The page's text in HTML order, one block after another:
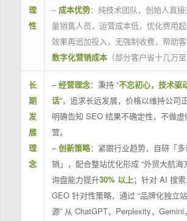
理
性
– 成本优势：纯技术团队，创始人直
量销售人员，运营成本低，优化费用
效果再追加投入，无强制收费，帮助
数字化营销成本（部分客户省十几万至
长
期
发
展
理
念
–经营理念：秉持 “不忘初心，技术驱
话”，追求长远发展，价格以维持公司
明确告知 SEO 结果不确定性，不做
营。
–创新策略：紧跟行业趋势，自研「
销」，配合整站优化形成 “外贸大航海
询盘能力提升30% 以上；针对 AI 搜
GEO 针对性策略，通过 “品牌化独立
源” 从 ChatGPT，Perplexity，Gemini